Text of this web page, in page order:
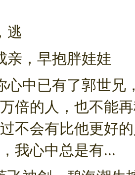
逃
亲，早抱胖娃娃
心中已有了郭世兄
倍的人，也不能
不会有比他更好
我心中总是有...